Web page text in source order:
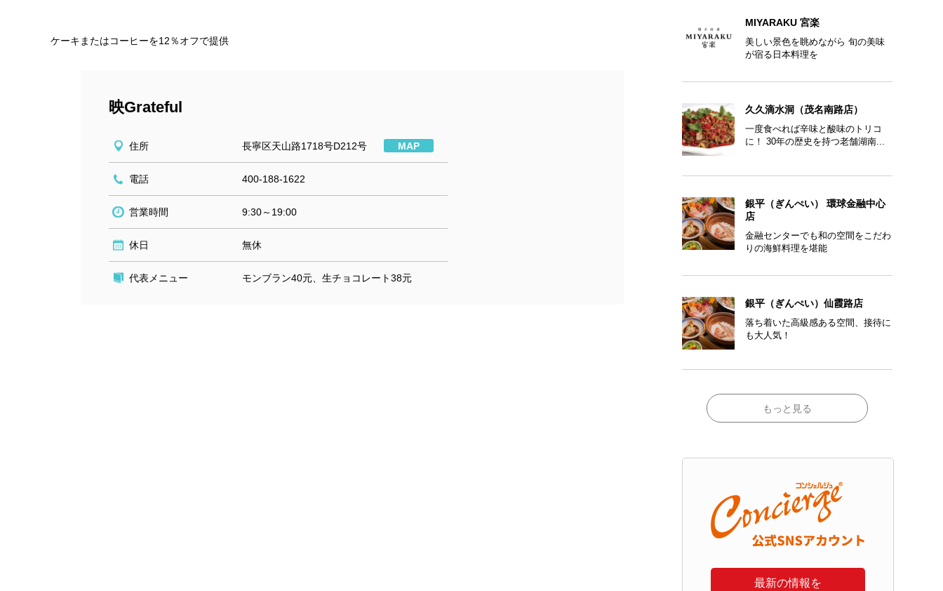
ケーキまたはコーヒーを12％オフで提供
映Grateful
住所 長寧区天山路1718号D212号 MAP
電話 400-188-1622
営業時間 9:30～19:00
休日 無休
代表メニュー モンブラン40元、生チョコレート38元
MIYARAKU 宮楽
美しい景色を眺めながら 旬の美味
が宿る日本料理を
久久滴水洞（茂名南路店）
一度食べれば辛味と酸味のトリコ
に！ 30年の歴史を持つ老舗湖南...
銀平（ぎんぺい） 環球金融中心
店
金融センターでも和の空間をこだわ
りの海鮮料理を堪能
銀平（ぎんぺい）仙霞路店
落ち着いた高級感ある空間、接待に
も大人気！
もっと見る
最新の情報を